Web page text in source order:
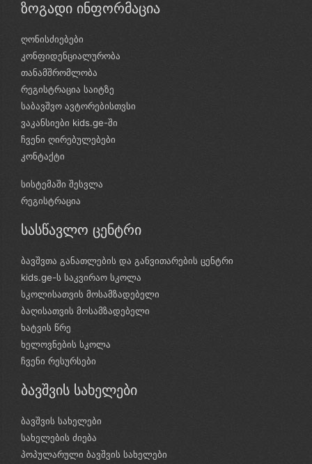
ზოგადი ინფორმაცია
ღონისძიებები
კონფიდენციალურობა
თანამშრომლობა
რეგისტრაცია საიტზე
საბავშვო ავტორებისთვსი
ვაკანსიები kids.ge-ში
ჩვენი ღირებულებები
კონტაქტი
სისტემაში შესვლა
რეგისტრაცია
სასწავლო ცენტრი
ბავშვთა განათლების და განვითარების ცენტრი
kids.ge-ს საკვირაო სკოლა
სკოლისათვის მოსამზადებელი
ბაღისათვის მოსამზადებელი
ხატვის წრე
ხელოვნების სკოლა
ჩვენი რესურსები
ბავშვის სახელები
ბავშვის სახელები
სახელების ძიება
პოპულარული ბავშვის სახელები